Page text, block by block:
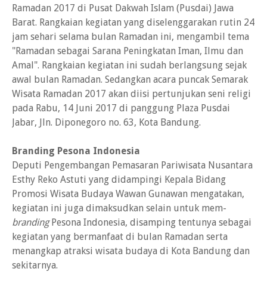
Ramadan 2017 di Pusat Dakwah Islam (Pusdai) Jawa
Barat. Rangkaian kegiatan yang diselenggarakan rutin 24
jam sehari selama bulan Ramadan ini, mengambil tema
"Ramadan sebagai Sarana Peningkatan Iman, Ilmu dan
Amal". Rangkaian kegiatan ini sudah berlangsung sejak
awal bulan Ramadan. Sedangkan acara puncak Semarak
Wisata Ramadan 2017 akan diisi pertunjukan seni religi
pada Rabu, 14 Juni 2017 di panggung Plaza Pusdai
Jabar, Jln. Diponegoro no. 63, Kota Bandung.
Branding Pesona Indonesia
Deputi Pengembangan Pemasaran Pariwisata Nusantara
Esthy Reko Astuti yang didampingi Kepala Bidang
Promosi Wisata Budaya Wawan Gunawan mengatakan,
kegiatan ini juga dimaksudkan selain untuk mem-
brandingPesona Indonesia, disamping tentunya sebagai
kegiatan yang bermanfaat di bulan Ramadan serta
menangkap atraksi wisata budaya di Kota Bandung dan
sekitarnya.